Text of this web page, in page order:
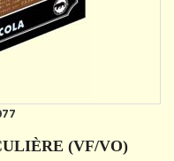
(VF/VO)